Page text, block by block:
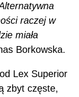
raczej w
miała
Borkowska.
Lex Superior
zbyt częste,